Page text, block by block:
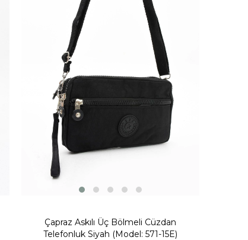
Çapraz Askılı Üç Bölmeli Cüzdan
Telefonluk Siyah (Model: 571-15E)